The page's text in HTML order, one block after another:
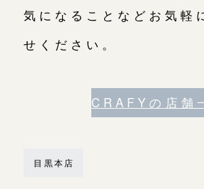
気になることなどお気軽
せください。
CRAFYの店舗
目黒本店